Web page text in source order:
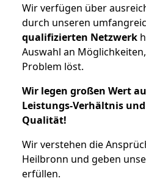
Wir verfügen über
durch unseren
qualifizierten Netzwerk
Auswahl an
Problem löst.
Wir legen großen Wert
Leistungs-Verhältnis
Qualität!
Wir verstehen die
Heilbronn und geben
erfüllen.